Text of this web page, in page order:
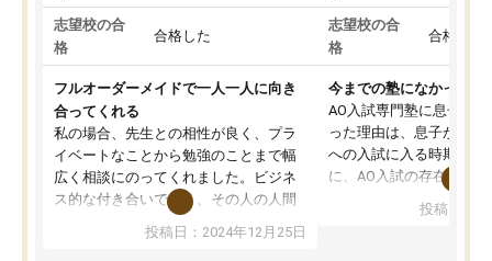
志望校の合
格
合格した
フルオーダーメイドで一人一人に向き
合ってくれる
私の場合、先生との相性が良く、プラ
イベートなことから勉強のことまで幅
広く相談にのってくれました。ビジネ
ス的な付き合いでなく、その人の人間
性までを適切に把握し、むきあってい
るなぁと強く感じることできました。
投稿日：2024年12月25日
志望校の合
格
合格した
今までの塾になかった
AO入試専門塾に息子を
った理由は、息子が高校
への入試に入る時期に差
に、AO入試の存在を息
たことから、AOIに入塾
投稿日：